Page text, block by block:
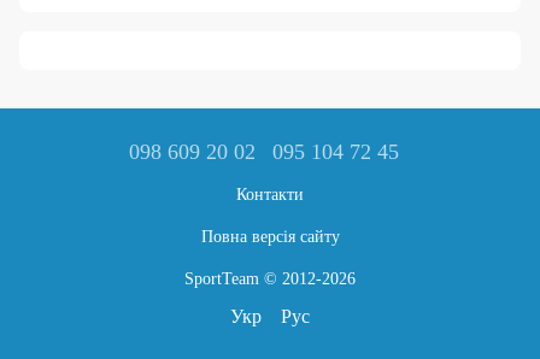
098 609 20 02 095 104 72 45
Контакти
Повна версія сайту
SportTeam © 2012-2026
Укр Рус